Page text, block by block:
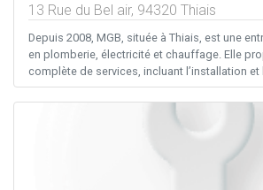
13 Rue du Bel air, 94320 Thiais
Depuis 2008, MGB, située à Thiais, est une
en plomberie, électricité et chauffage. Elle
complète de services, incluant l’installation et